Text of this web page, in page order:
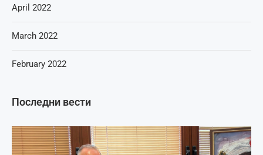
Последни вести
April 2022
March 2022
February 2022